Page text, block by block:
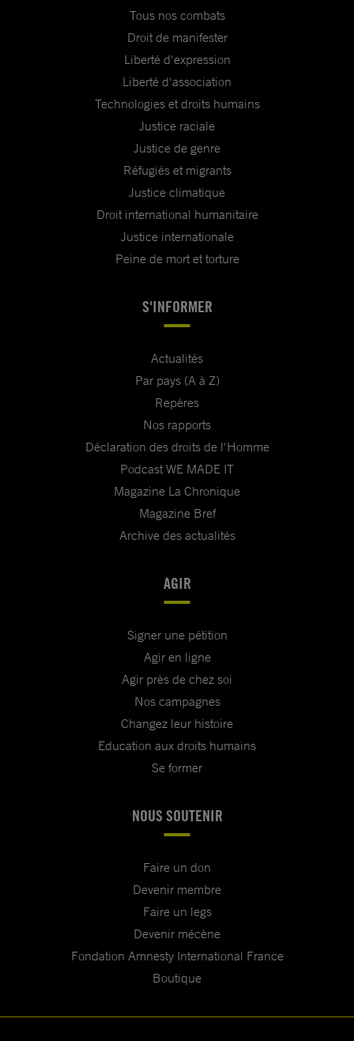
Tous nos combats
Droit de manifester
Liberté d'expression
Liberté d'association
Technologies et droits humains
Justice raciale
Justice de genre
Réfugiés et migrants
Justice climatique
Droit international humanitaire
Justice internationale
Peine de mort et torture
S'INFORMER
Actualités
Par pays (A à Z)
Repères
Nos rapports
Déclaration des droits de l'Homme
Podcast WE MADE IT
Magazine La Chronique
Magazine Bref
Archive des actualités
AGIR
Signer une pétition
Agir en ligne
Agir près de chez soi
Nos campagnes
Changez leur histoire
Education aux droits humains
Se former
NOUS SOUTENIR
Faire un don
Devenir membre
Faire un legs
Devenir mécène
Fondation Amnesty International France
Boutique